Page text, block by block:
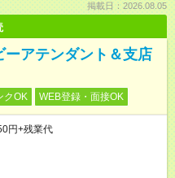
掲載日：2026.08.05
アテンダント＆支店
クOK WEB登録・面接OK
円+残業代